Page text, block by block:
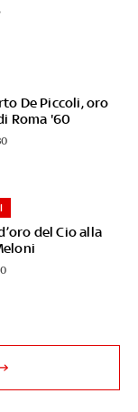
De Piccoli, oro
Roma '60
del Cio alla